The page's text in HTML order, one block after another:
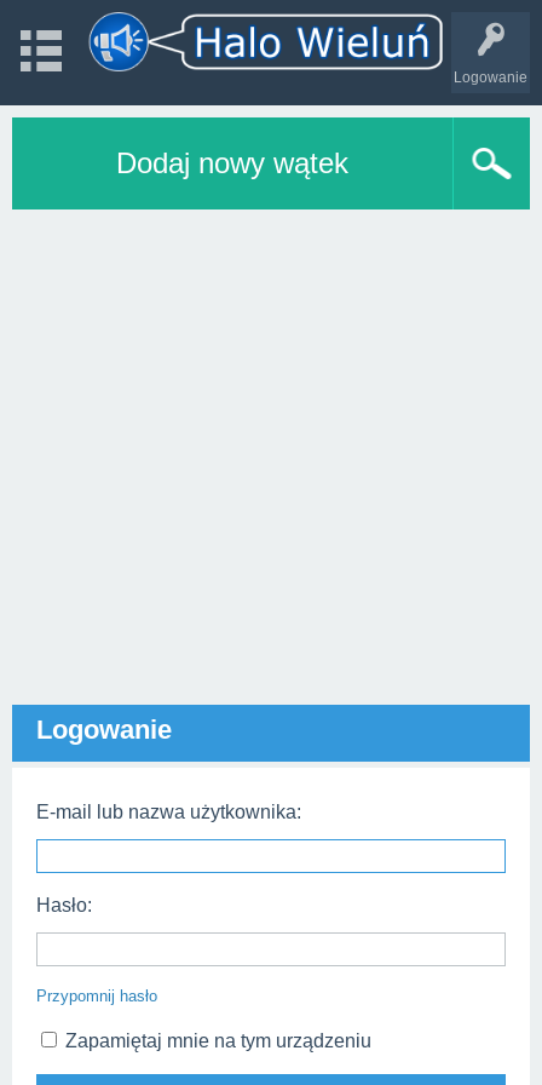
Logowanie
Dodaj nowy wątek
Logowanie
E-mail lub nazwa użytkownika:
Hasło:
Przypomnij hasło
Zapamiętaj mnie na tym urządzeniu